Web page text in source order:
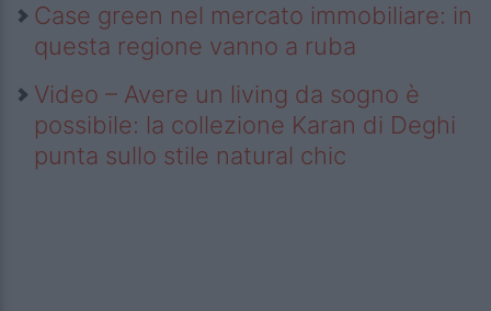
Case green nel mercato immobiliare: in
questa regione vanno a ruba
Video – Avere un living da sogno è
possibile: la collezione Karan di Deghi
punta sullo stile natural chic